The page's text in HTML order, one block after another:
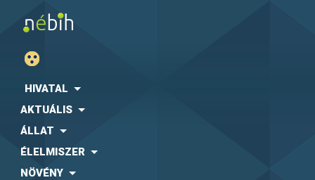
HIVATAL
AKTUÁLIS
ÁLLAT
ÉLELMISZER
NÖVÉNY